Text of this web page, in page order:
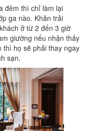
đêm thì chỉ làm lại
ga nào. Khăn trải
ở từ 2 đến 3 giờ
giường nếu nhận thấy
thì họ sẽ phải thay ngay
sạn.